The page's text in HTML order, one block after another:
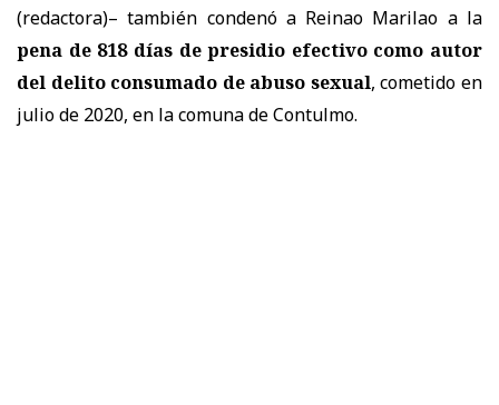
(redactora)– también condenó a Reinao Marilao a la
pena de 818 días de presidio efectivo como autor
del delito consumado de abuso sexual, cometido en
julio de 2020, en la comuna de Contulmo.